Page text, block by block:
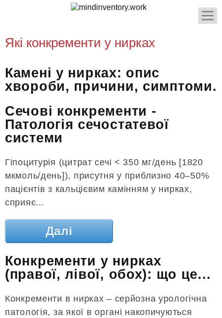
Які конкременти у нирках
Камені у нирках: опис
хвороби, причини, симптоми.
Сечові конкременти -
Патологія сечостатевої
системи
Гіпоцитурія (цитрат сечі < 350 мг/день [1820
мкмоль/день]), присутня у приблизно 40–50%
пацієнтів з кальцієвим камінням у нирках,
сприяє...
Далі
Конкременти у нирках
(правої, лівої, обох): що це...
Конкременти в нирках – серйозна урологічна
патологія, за якої в органі накопичуються